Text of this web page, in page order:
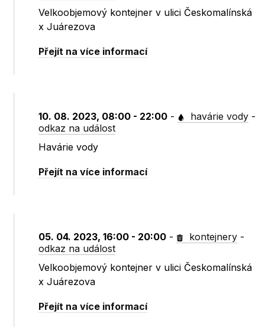
Velkoobjemový kontejner v ulici Českomalínská
x Juárezova
Přejít na více informací
10. 08. 2023, 08:00 - 22:00 - havárie vody -
odkaz na událost
Havárie vody
Přejít na více informací
05. 04. 2023, 16:00 - 20:00 - kontejnery -
odkaz na událost
Velkoobjemový kontejner v ulici Českomalínská
x Juárezova
Přejít na více informací